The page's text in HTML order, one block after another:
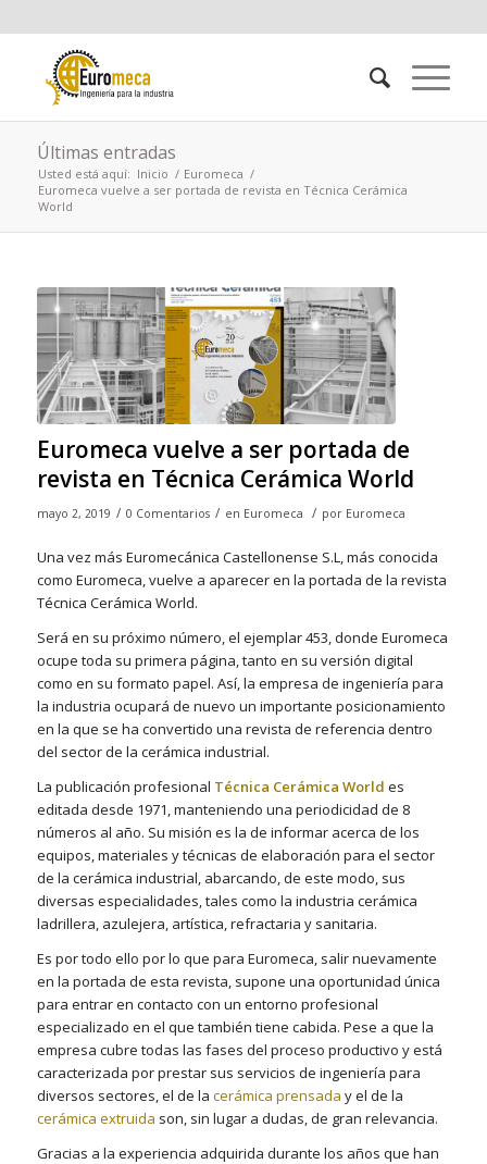
Últimas entradas
Usted está aquí: Inicio / Euromeca /
Euromeca vuelve a ser portada de revista en Técnica Cerámica
World
Euromeca vuelve a ser portada de
revista en Técnica Cerámica World
mayo 2, 2019 / 0 Comentarios / en Euromeca / por Euromeca
Una vez más Euromecánica Castellonense S.L, más conocida
como Euromeca, vuelve a aparecer en la portada de la revista
Técnica Cerámica World.
Será en su próximo número, el ejemplar 453, donde Euromeca
ocupe toda su primera página, tanto en su versión digital
como en su formato papel. Así, la empresa de ingeniería para
la industria ocupará de nuevo un importante posicionamiento
en la que se ha convertido una revista de referencia dentro
del sector de la cerámica industrial.
La publicación profesional Técnica Cerámica World es
editada desde 1971, manteniendo una periodicidad de 8
números al año. Su misión es la de informar acerca de los
equipos, materiales y técnicas de elaboración para el sector
de la cerámica industrial, abarcando, de este modo, sus
diversas especialidades, tales como la industria cerámica
ladrillera, azulejera, artística, refractaria y sanitaria.
Es por todo ello por lo que para Euromeca, salir nuevamente
en la portada de esta revista, supone una oportunidad única
para entrar en contacto con un entorno profesional
especializado en el que también tiene cabida. Pese a que la
empresa cubre todas las fases del proceso productivo y está
caracterizada por prestar sus servicios de ingeniería para
diversos sectores, el de la cerámica prensada y el de la
cerámica extruida son, sin lugar a dudas, de gran relevancia.
Gracias a la experiencia adquirida durante los años que han